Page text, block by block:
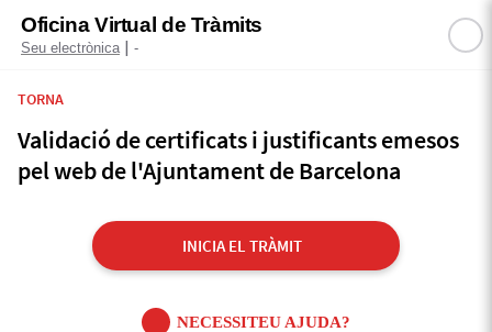
Oficina Virtual de Tràmits
Seu electrònica | -
TORNA
Validació de certificats i justificants emesos
pel web de l'Ajuntament de Barcelona
INICIA EL TRÀMIT
NECESSITEU AJUDA?